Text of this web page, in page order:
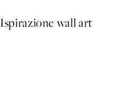
Ispirazione wall art